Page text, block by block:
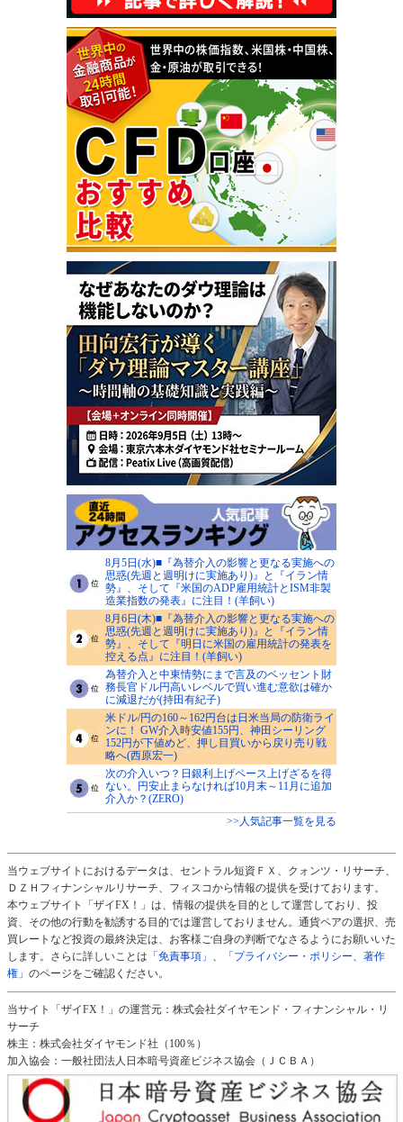
8月5日(水)■『為替介入の影響と更なる実施への
思惑(先週と週明けに実施あり)』と『イラン情
勢』、そして『米国のADP雇用統計とISM非製
造業指数の発表』に注目！(羊飼い)
8月6日(木)■『為替介入の影響と更なる実施への
思惑(先週と週明けに実施あり)』と『イラン情
勢』、そして『明日に米国の雇用統計の発表を
控える点』に注目！(羊飼い)
為替介入と中東情勢にまで言及のベッセント財
務長官ドル円高いレベルで買い進む意欲は確か
に減退だが(持田有紀子)
米ドル/円の160～162円台は日米当局の防衛ライ
ンに！ GW介入時安値155円、神田シーリング
152円が下値めど、押し目買いから戻り売り戦
略へ(西原宏一)
次の介入いつ？日銀利上げペース上げざるを得
ない。円安止まらなければ10月末～11月に追加
介入か？(ZERO)
>>人気記事一覧を見る
当ウェブサイトにおけるデータは、セントラル短資ＦＸ、クォンツ・リサーチ、
ＤＺＨフィナンシャルリサーチ、フィスコから情報の提供を受けております。
本ウェブサイト「ザイFX！」は、情報の提供を目的として運営しており、投
資、その他の行動を勧誘する目的では運営しておりません。通貨ペアの選択、売
買レートなど投資の最終決定は、お客様ご自身の判断でなさるようにお願いいた
します。さらに詳しいことは 「免責事項」
「プライバシー・ポリシー、著作
権」 のページをご確認ください。
当サイト「ザイFX！」の運営元：株式会社ダイヤモンド・フィナンシャル・リ
サーチ
株主：株式会社ダイヤモンド社（100％）
加入協会：一般社団法人日本暗号資産ビジネス協会（ＪＣＢＡ）